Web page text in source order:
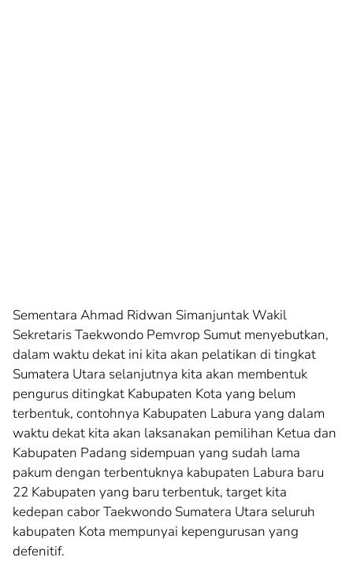
Sementara Ahmad Ridwan Simanjuntak Wakil
Sekretaris Taekwondo Pemvrop Sumut menyebutkan,
dalam waktu dekat ini kita akan pelatikan di tingkat
Sumatera Utara selanjutnya kita akan membentuk
pengurus ditingkat Kabupaten Kota yang belum
terbentuk, contohnya Kabupaten Labura yang dalam
waktu dekat kita akan laksanakan pemilihan Ketua dan
Kabupaten Padang sidempuan yang sudah lama
pakum dengan terbentuknya kabupaten Labura baru
22 Kabupaten yang baru terbentuk, target kita
kedepan cabor Taekwondo Sumatera Utara seluruh
kabupaten Kota mempunyai kepengurusan yang
defenitif.